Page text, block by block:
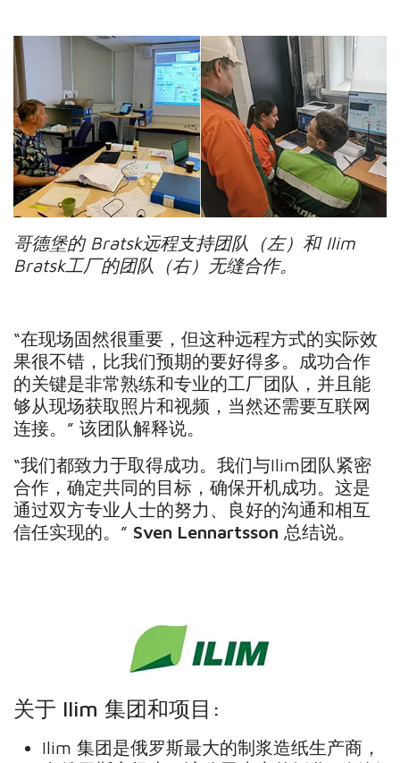
哥德堡的 Bratsk远程支持团队（左）和 Ilim
Bratsk工厂的团队（右）无缝合作。
“在现场固然很重要，但这种远程方式的实际效
果很不错，比我们预期的要好得多。成功合作
的关键是非常熟练和专业的工厂团队，并且能
够从现场获取照片和视频，当然还需要互联网
连接。” 该团队解释说。
“我们都致力于取得成功。我们与Ilim团队紧密
合作，确定共同的目标，确保开机成功。这是
通过双方专业人士的努力、良好的沟通和相互
信任实现的。” Sven Lennartsson 总结说。
关于 Ilim 集团和项目:
Ilim 集团是俄罗斯最大的制浆造纸生产商，